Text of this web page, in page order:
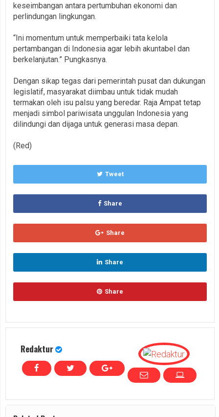
keseimbangan antara pertumbuhan ekonomi dan
perlindungan lingkungan.
“Ini momentum untuk memperbaiki tata kelola
pertambangan di Indonesia agar lebih akuntabel dan
berkelanjutan.” Pungkasnya.
Dengan sikap tegas dari pemerintah pusat dan dukungan
legislatif, masyarakat diimbau untuk tidak mudah
termakan oleh isu palsu yang beredar. Raja Ampat tetap
menjadi simbol pariwisata unggulan Indonesia yang
dilindungi dan dijaga untuk generasi masa depan.
(Red)
Tweet
Share
Share
Share
Share
Redaktur